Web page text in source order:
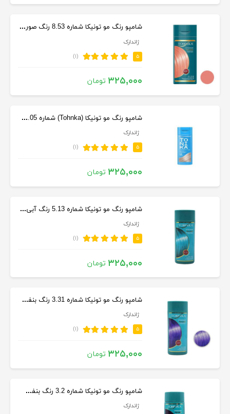
شامپو رنگ مو تونیکا شماره 8.53 رنگ صورتی ملایم حجم 150 میلی لیتر
ژاندارک
۵ (۱)
۳۲۵,۰۰۰ تومان
شامپو رنگ مو تونیکا (Tohnka) شماره 8.05 رنگ بژ سرد 150 میلی لیتر
ژاندارک
۵ (۱)
۳۲۵,۰۰۰ تومان
شامپو رنگ مو تونیکا شماره 5.13 رنگ آبی حجم 150 میلی لیتر
ژاندارک
۵ (۱)
۳۲۵,۰۰۰ تومان
شامپو رنگ مو تونیکا شماره 3.31 رنگ بنفش حجم 150 میلی لیتر
ژاندارک
۵ (۱)
۳۲۵,۰۰۰ تومان
شامپو رنگ مو تونیکا شماره 3.2 رنگ بنفش بادمجانی حجم 150 میل
ژاندارک